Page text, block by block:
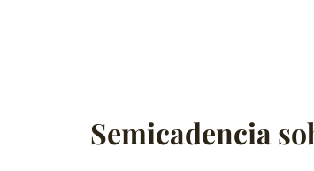
Semicadencia